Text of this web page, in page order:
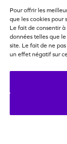
Pour offrir les
que les cookies pour
Le fait de consentir
données telles que
site. Le fait de ne
un effet négatif sur